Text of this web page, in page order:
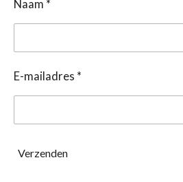
Naam *
E-mailadres *
Verzenden